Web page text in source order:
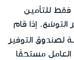
فقط للتأمين
التوسّع. إذا قام
لصندوق التوفير
العامل مستحقًا